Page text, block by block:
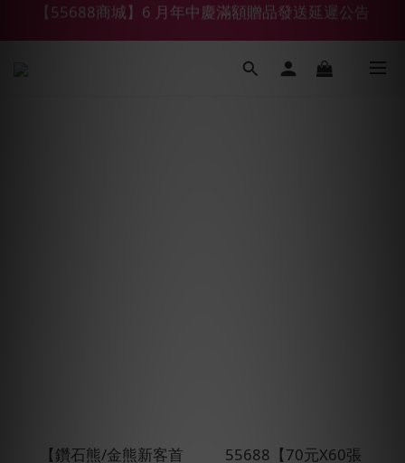
【鑽石熊/金熊新客首購限定】優惠搭車金
【鑽石熊/金熊新客首
55688【70元X60張